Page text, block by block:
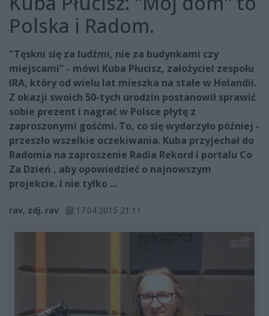
Polska i Radom.
"Tęskni się za ludźmi, nie za budynkami czy
miejscami" - mówi Kuba Płucisz, założyciel zespołu
IRA, który od wielu lat mieszka na stałe w Holandii.
Z okazji swoich 50-tych urodzin postanowił sprawić
sobie prezent i nagrać w Polsce płytę z
zaproszonymi gośćmi. To, co się wydarzyło później -
przeszło wszelkie oczekiwania. Kuba przyjechał do
Radomia na zaproszenie Radia Rekord i portalu Co
Za Dzień , aby opowiedzieć o najnowszym
projekcie. I nie tylko ...
rav, zdj. rav 17.04.2015 21:11